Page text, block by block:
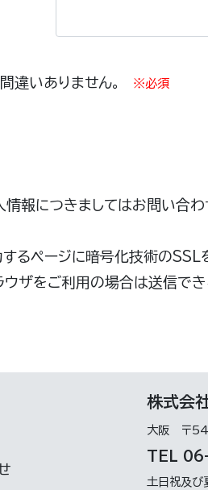
違いありません。 ※必須
情報につきましてはお問い合
るページに暗号化技術のSSL
ザをご利用の場合は送信で
株式会
大阪 〒
TEL
土日祝及